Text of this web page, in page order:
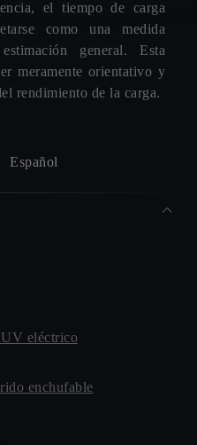
el tiempo de carga
como una medida
general. Esta
meramente orientativo y
rendimiento de la carga.
Español
eléctrico
enchufable